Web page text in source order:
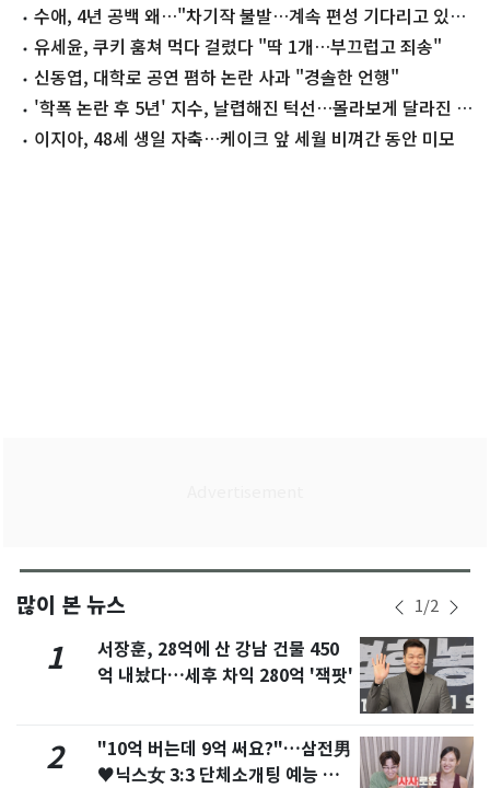
수애, 4년 공백 왜…"차기작 불발…계속 편성 기다리고 있
다"유세윤, 쿠키 훔쳐 먹다 걸렸다 "딱 1개…부끄럽고 죄송"
신동엽, 대학로 공연 폄하 논란 사과 "경솔한 언행"
'학폭 논란 후 5년' 지수, 날렵해진 턱선…몰라보게 달라진 근
황 이지아, 48세 생일 자축…케이크 앞 세월 비껴간 동안 미모
많이 본 뉴스 1/2
1
서장훈, 28억에 산 강남 건물 450
억 내놨다…세후 차익 280억 '잭팟'
2
"10억 버는데 9억 써요?"…삼전男
♥닉스女 3:3 단체소개팅 예능 화